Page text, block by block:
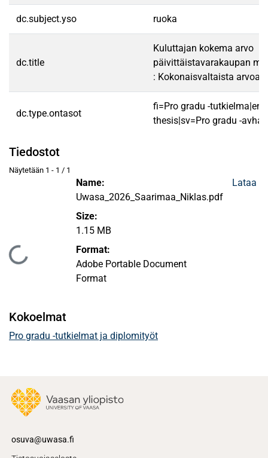
dc.subject.yso ruoka
dc.title
Kuluttajan kokema arvo
päivittäistavarakaupan
: Kokonaisvaltaista arvoa
dc.type.ontasot
fi=Pro gradu -
thesis|sv=Pro gradu -
Tiedostot
Näytetään 1 - 1 / 1
Ladataan...
Name:
Uwasa_2026_Saarimaa_Niklas.pdf
Size:
1.15 MB
Format:
Adobe Portable Document
Format
Lataa
Kokoelmat
Pro gradu -tutkielmat ja diplomityöt
osuva@uwasa.fi